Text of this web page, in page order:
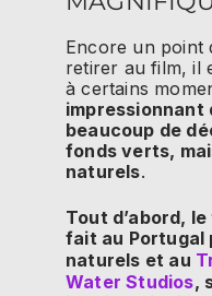
Encore un point
retirer au film, il
à certains
impressionnant
beaucoup de
fonds verts,
naturels.
Tout d’abord,
fait au Portugal
naturels et au
Water Studios,